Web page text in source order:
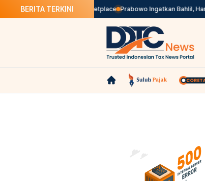
BERITA TERKINI
Pedagang Online di Marketplace Prabowo Ingatkan Bahlil,